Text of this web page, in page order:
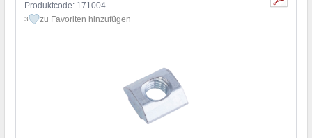
Produktcode: 171004
3 zu Favoriten hinzufügen